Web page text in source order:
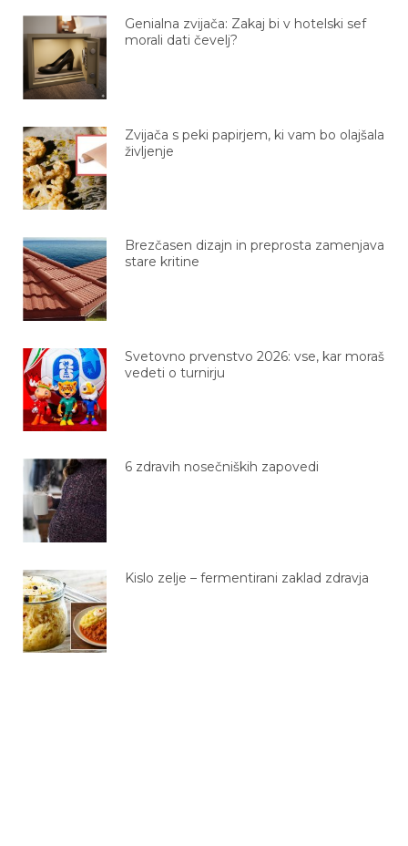
Genialna zvijača: Zakaj bi v hotelski sef
morali dati čevelj?
Zvijača s peki papirjem, ki vam bo olajšala
življenje
Brezčasen dizajn in preprosta zamenjava
stare kritine
Svetovno prvenstvo 2026: vse, kar moraš
vedeti o turnirju
6 zdravih nosečniških zapovedi
Kislo zelje – fermentirani zaklad zdravja